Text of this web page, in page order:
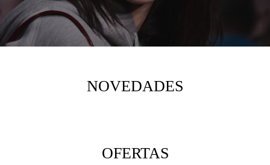
NOVEDADES
OFERTAS